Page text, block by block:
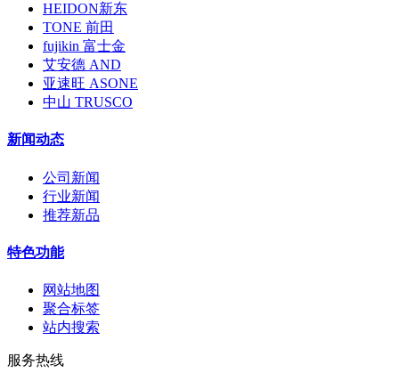
HEIDON新东
TONE 前田
fujikin 富士金
艾安德 AND
亚速旺 ASONE
中山 TRUSCO
新闻动态
公司新闻
行业新闻
推荐新品
特色功能
网站地图
聚合标签
站内搜索
服务热线